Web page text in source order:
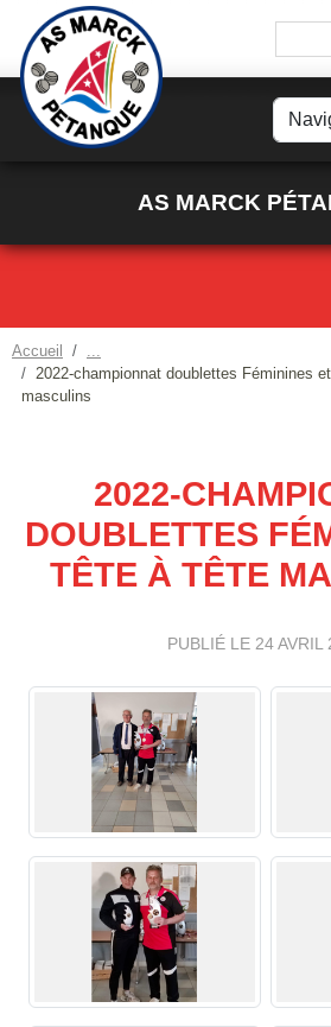
AS MARCK
Accueil
2022-championnat doublettes Féminines
masculins
2022-
DOUBLETTES
TÊTE À TÊTE
PUBLIÉ LE 24 AVRIL
Panneau de gestion des cookies